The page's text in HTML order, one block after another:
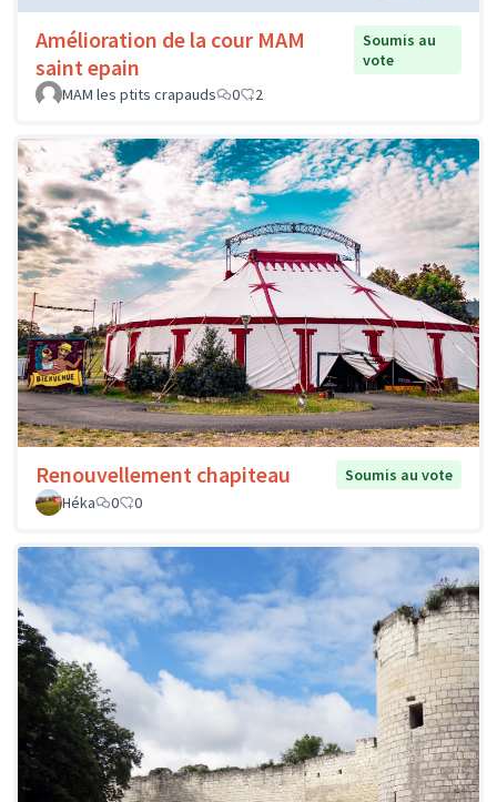
Amélioration de la cour MAM
saint epain
Soumis au
vote
MAM les ptits crapauds
0 2
Renouvellement chapiteau
Soumis au vote
Héka
0 0